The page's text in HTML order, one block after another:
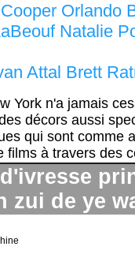
Orlando
Natalie
Attal Brett
York n'a jamais
décors aussi
qui sont comme
films à travers des
zui de ye